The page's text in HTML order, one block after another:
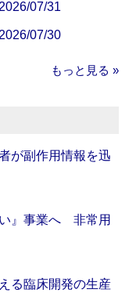
07/31
07/30
もっと見る »
が副作用情報を迅
い』事業へ 非常用
る臨床開発の生産